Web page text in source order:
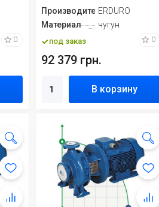
0
ПроизводительERDURO
Материал
чугун
под заказ 0
92 379 грн.
В корзину